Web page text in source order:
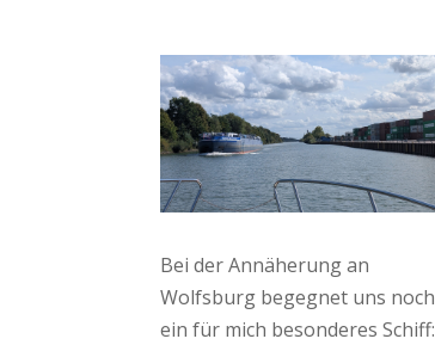
Bei der Annäherung an
Wolfsburg begegnet uns noch
ein für mich besonderes Schiff: